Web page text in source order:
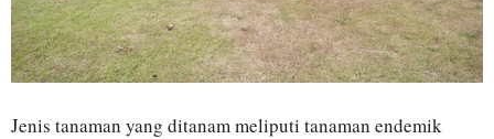
Jenis tanaman yang ditanam meliputi tanaman endemik